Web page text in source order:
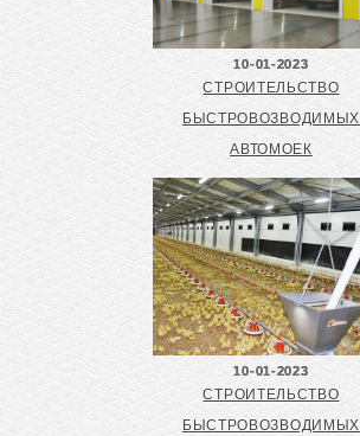
10-01-2023
СТРОИТЕЛЬСТВО
БЫСТРОВОЗВОДИМЫХ
АВТОМОЕК
10-01-2023
СТРОИТЕЛЬСТВО
БЫСТРОВОЗВОДИМЫХ